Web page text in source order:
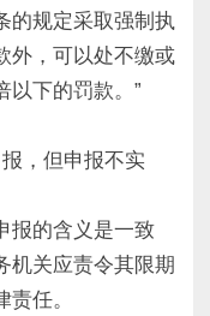
的规定采取强制执
外，可以处不缴或
以下的罚款。”
，但申报不实
的含义是一致
机关应责令其限期
任。